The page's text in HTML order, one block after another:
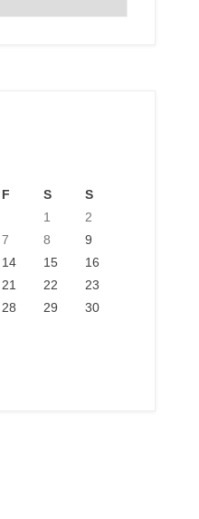
F S
S
1
2
7 8
9
14 15
16
21 22
23
28 29
30